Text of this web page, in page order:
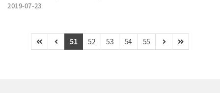
2019-07-23
51 52 53 54 55